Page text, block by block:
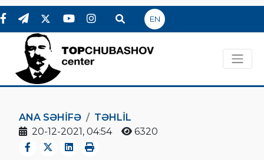
EN
ANA SƏHIFƏ
TƏHLİL
20-12-2021, 04:54
6320